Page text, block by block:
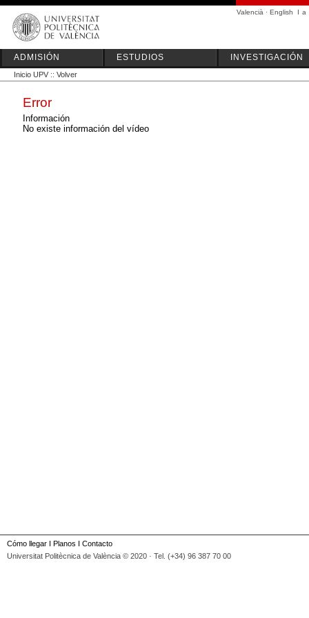
Valencià · English I a
ADMISIÓN ESTUDIOS INVESTIGACIÓN
Inicio UPV :: Volver
Error
Información
No existe información del vídeo
Cómo llegar I Planos I Contacto
Universitat Politècnica de València © 2020 · Tel. (+34) 96 387 70 00